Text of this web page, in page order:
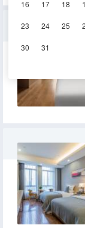
16 17 18
23 24 25
30 31